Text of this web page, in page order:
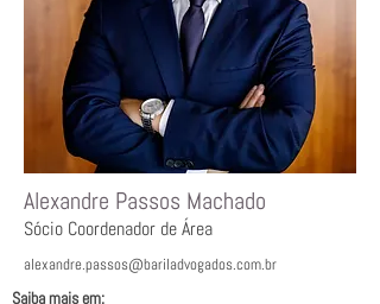
Alexandre Passos Machado
Sócio Coordenador de Área
alexandre.passos@bariladvogados.com.br
Saiba mais em:ﾠ